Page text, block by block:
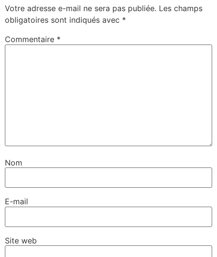
Votre adresse e-mail ne sera pas publiée. Les champs
obligatoires sont indiqués avec *
Commentaire *
Nom
E-mail
Site web